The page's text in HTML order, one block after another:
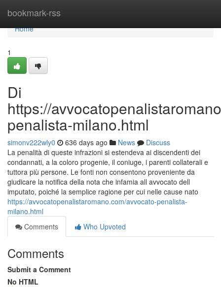
bookmark-rss
Home
Home
1
Di
https://
penalista-milano.html
simonv222wly0 636 days ago News
Discuss
La penalità di queste infrazioni si estendeva ai discendenti dei
condannati, a la coloro progenie, il coniuge, i parenti collaterali e
tuttora più persone. Le fonti non consentono proveniente da
giudicare la notifica della nota che infamia all avvocato dell
imputato, poiché la semplice ragione per cui nelle cause nato
https://avvocatopenalistaromano.com/avvocato-penalista-
milano.html
Comments
Who Upvoted
Comments
Submit a Comment
No HTML